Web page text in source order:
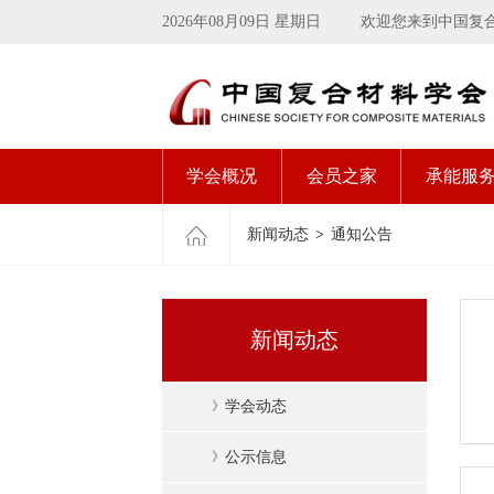
2026年08月09日 星期日 欢迎您来到中国复
学会概况 会员之家 承能服
新闻动态 > 通知公告
新闻动态
》 学会动态
》 公示信息